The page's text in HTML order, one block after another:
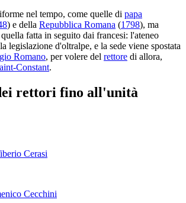
nel tempo, come quelle di papa
) e della Repubblica Romana (1798), ma
fatta in seguito dai francesi: l'ateneo
legislazione d'oltralpe, e la sede viene spostata
Romano, per volere del rettore di allora,
Constant.
rettori fino all'unità
Cerasi
Cecchini